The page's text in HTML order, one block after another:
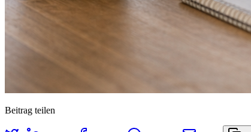
Beitrag teilen